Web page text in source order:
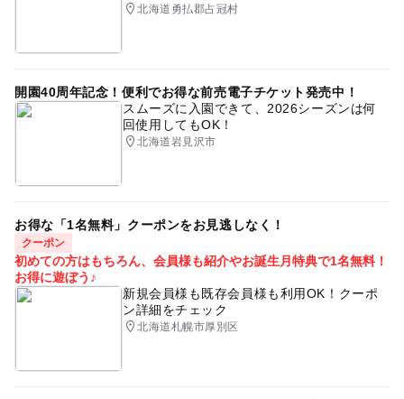
北海道勇払郡占冠村
開園40周年記念！便利でお得な前売電子チケット発売中！
スムーズに入園できて、2026シーズンは何
回使用してもOK！
北海道岩見沢市
お得な「1名無料」クーポンをお見逃しなく！
クーポン
初めての方はもちろん、会員様も紹介やお誕生月特典で1名無料！
お得に遊ぼう♪
新規会員様も既存会員様も利用OK！クーポ
ン詳細をチェック
北海道札幌市厚別区